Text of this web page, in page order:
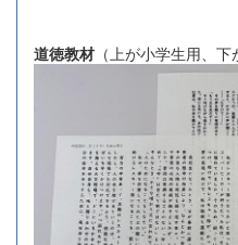
道徳教材 （上が小学生用、